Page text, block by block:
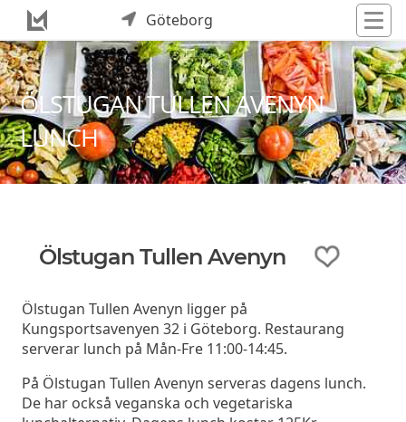
Göteborg
ÖLSTUGAN TULLEN AVENYN
LUNCH
Ölstugan Tullen Avenyn
Ölstugan Tullen Avenyn ligger på
Kungsportsavenyen 32 i Göteborg. Restaurang
serverar lunch på Mån-Fre 11:00-14:45.
På Ölstugan Tullen Avenyn serveras dagens lunch.
De har också veganska och vegetariska